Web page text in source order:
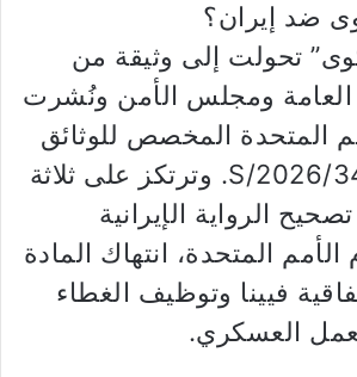
ضد إيران؟
تحولت إلى وثيقة من
العامة ومجلس الأمن ونُشرت
المتحدة المخصص للوثائق
تحت الرقم S/2026/343. وترتكز على ثلاثة
الرواية الإيرانية
الأمم المتحدة، انتهاك المادة
فيينا وتوظيف الغطاء
العسكري.